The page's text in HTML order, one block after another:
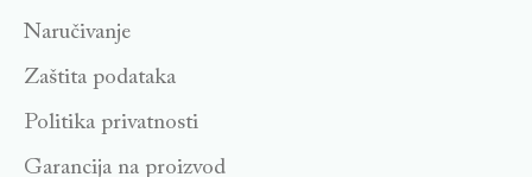
Naručivanje
Zaštita podataka
Politika privatnosti
Garancija na proizvod